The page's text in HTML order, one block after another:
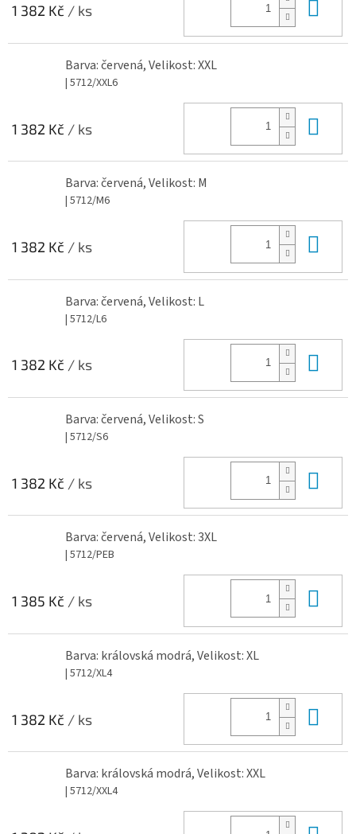
1 382 Kč / ks
Barva: červená, Velikost: XXL
| 5712/XXL6
1 382 Kč / ks
Barva: červená, Velikost: M
| 5712/M6
1 382 Kč / ks
Barva: červená, Velikost: L
| 5712/L6
1 382 Kč / ks
Barva: červená, Velikost: S
| 5712/S6
1 382 Kč / ks
Barva: červená, Velikost: 3XL
| 5712/PEB
1 385 Kč / ks
Barva: královská modrá, Velikost: XL
| 5712/XL4
1 382 Kč / ks
Barva: královská modrá, Velikost: XXL
| 5712/XXL4